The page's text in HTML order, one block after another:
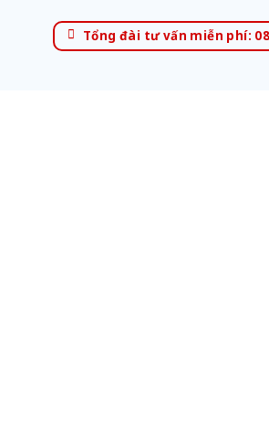
Tổng đài tư vấn miễn phí: